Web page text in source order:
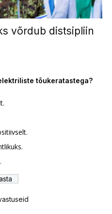
võrdub distsipliin
tõukeratastega?